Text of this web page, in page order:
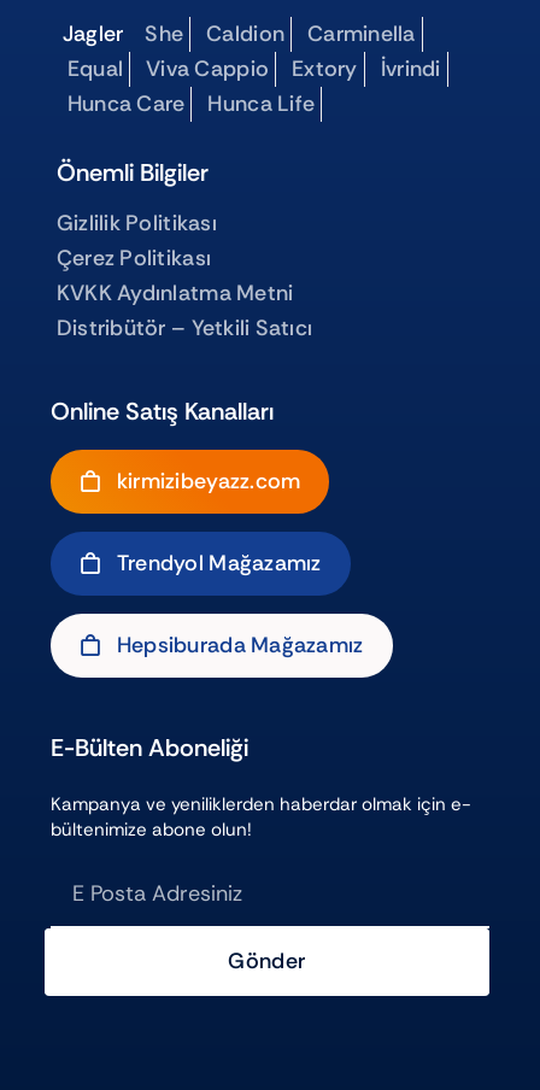
Online Satış Kanalları
kirmizibeyazz.com
Trendyol Mağazamız
Hepsiburada Mağazamız
Jagler She Caldion
Carminella
Equal
Viva Cappio Extory
İvrindi
Hunca Care
Hunca Life
Önemli Bilgiler
Gizlilik Politikası
Çerez Politikası
KVKK Aydınlatma Metni
Distribütör – Yetkili Satıcı
E-Bülten Aboneliği
Kampanya ve yeniliklerden haberdar olmak için e-
bültenimize abone olun!
Gönder